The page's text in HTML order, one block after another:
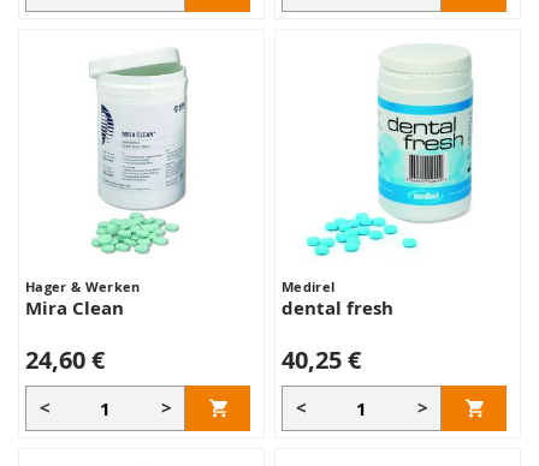
Hager & Werken
Mira Clean
24,60 €
< >
Medirel
dental fresh
40,25 €
< >